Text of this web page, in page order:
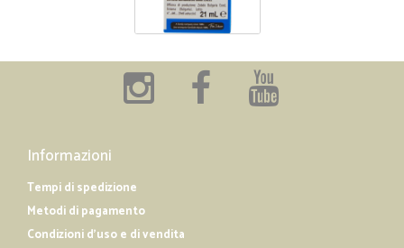
Informazioni
Tempi di spedizione
Metodi di pagamento
Condizioni d'uso e di vendita